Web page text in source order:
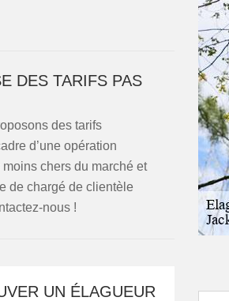
DES TARIFS PAS
des tarifs
d’une opération
chers du marché et
de chargé de clientèle
nous !
UN ÉLAGUEUR